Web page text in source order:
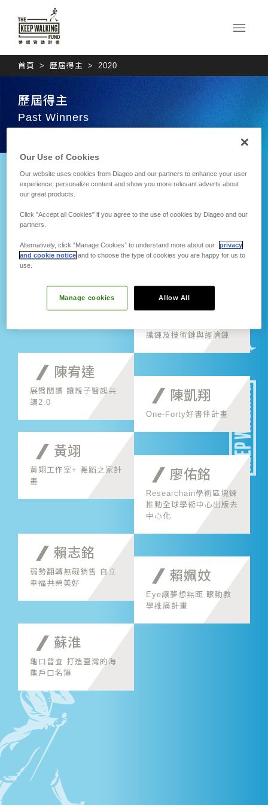
首頁 歷屆得主 2020
歷屆得主
Past Winners
李榮春
臺灣黑豬尋根 邁向國際
新視野
林佳箴
障咖啡師
范欽慧
臺灣自然聲音地圖與聆聽
自然教育課程開發
陳香吟
識鍊及技術鏈與經濟鍊
陳宥達
展臂閱讀 讓親子醫起共
讀2.0
陳凱翔
One-Forty好書伴計畫
黃翊
黃翊工作室+ 舞蹈之家計
畫
廖佑銘
Researchain學術區塊鍊
推動全球學術中心出版去
中心化
賴志銘
弱勢翻轉無礙銷售 自立
幸福共榮美好
賴姵妏
Eye讓夢想無距 眼動教
學推廣計畫
蘇淮
龜口普查 打造臺灣的海
龜戶口名簿
Our Use of Cookies
Our website uses cookies from Diageo and our partners to enhance your user
experience, personalize content and show you more relevant adverts about
our great products.
Click "Accept all Cookies" if you agree to the use of cookies by Diageo and our
partners.
Alternatively, click “Manage Cookies” to understand more about our
privacy
and cookie notice and to choose the type of cookies you are happy for us to
use.
Allow All
Manage cookies